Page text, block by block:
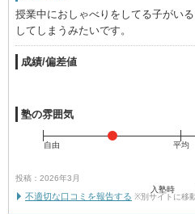
授業中におしゃべりをしてる子がい
してしまうみたいです。
成績/偏差値
入塾時
塾の雰囲気
自由 平均
投稿：2026年3月
不適切な口コミを報告する ※別サイトに移